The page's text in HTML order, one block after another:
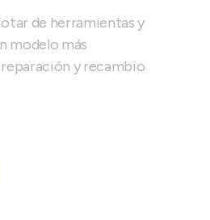
de herramientas y
modelo más
y recambio